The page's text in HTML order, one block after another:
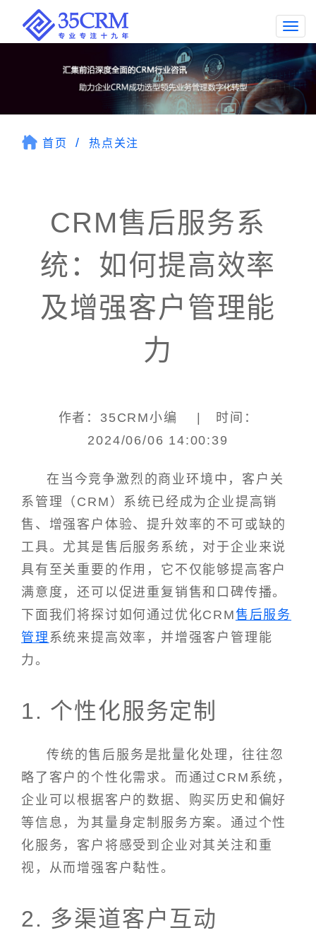
首页 热点关注
CRM售后服务系
统：如何提高效率
及增强客户管理能
力
作者：35CRM小编 | 时间：
2024/06/06 14:00:39
在当今竞争激烈的商业环境中，客户关
系管理（CRM）系统已经成为企业提高销
售、增强客户体验、提升效率的不可或缺的
工具。尤其是售后服务系统，对于企业来说
具有至关重要的作用，它不仅能够提高客户
满意度，还可以促进重复销售和口碑传播。
下面我们将探讨如何通过优化CRM售后服务
管理 系统来提高效率，并增强客户管理能
力。
1. 个性化服务定制
传统的售后服务是批量化处理，往往忽
略了客户的个性化需求。而通过CRM系统，
企业可以根据客户的数据、购买历史和偏好
等信息，为其量身定制服务方案。通过个性
化服务，客户将感受到企业对其关注和重
视，从而增强客户黏性。
2. 多渠道客户互动